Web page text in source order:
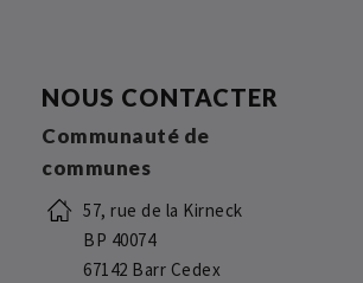
NOUS CONTACTER
Communauté de
communes
57, rue de la Kirneck
BP 40074
67142 Barr Cedex